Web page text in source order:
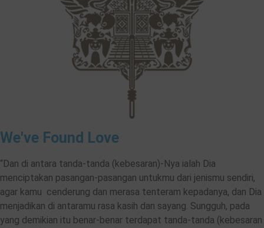
We've Found Love
“Dan di antara tanda-tanda (kebesaran)-Nya ialah Dia
menciptakan pasangan-pasangan untukmu dari jenismu sendiri,
agar kamu cenderung dan merasa tenteram kepadanya, dan Dia
menjadikan di antaramu rasa kasih dan sayang. Sungguh, pada
yang demikian itu benar-benar terdapat tanda-tanda (kebesaran